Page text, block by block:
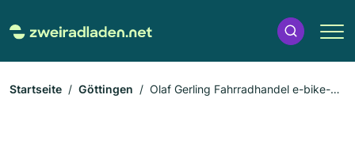
Startseite Göttingen
Olaf Gerling Fahrradhandel e-bike-